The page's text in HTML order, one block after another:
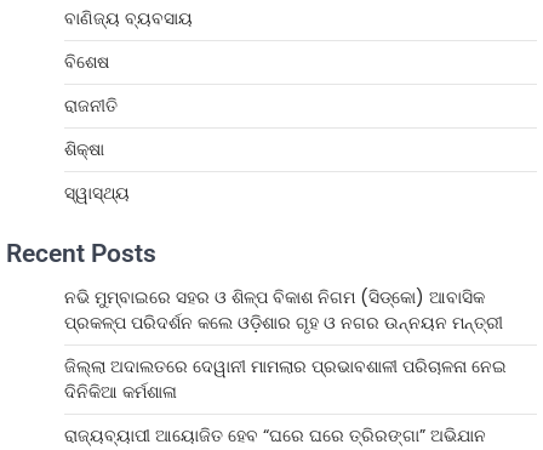
ବାଣିଜ୍ୟ ବ୍ୟବସାୟ
ବିଶେଷ
ରାଜନୀତି
ଶିକ୍ଷା
ସ୍ୱାସ୍ଥ୍ୟ
Recent Posts
ନଭି ମୁମ୍ବାଇରେ ସହର ଓ ଶିଳ୍ପ ବିକାଶ ନିଗମ (ସିଡ୍‌କୋ) ଆବାସିକ
ପ୍ରକଳ୍ପ ପରିଦର୍ଶନ କଲେ ଓଡ଼ିଶାର ଗୃହ ଓ ନଗର ଉନ୍ନୟନ ମନ୍ତ୍ରୀ
ଜିଲ୍ଲା ଅଦାଲତରେ ଦେୱାନୀ ମାମଲାର ପ୍ରଭାବଶାଳୀ ପରିଚାଳନା ନେଇ
ଦିନିକିଆ କର୍ମଶାଳା
ରାଜ୍ୟବ୍ୟାପୀ ଆୟୋଜିତ ହେବ “ଘରେ ଘରେ ତ୍ରିରଙ୍ଗା” ଅଭିଯାନ